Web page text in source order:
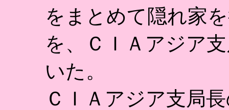
をまとめて隠れ家
を、ＣＩＡアジア
いた。
ＣＩＡアジア支局